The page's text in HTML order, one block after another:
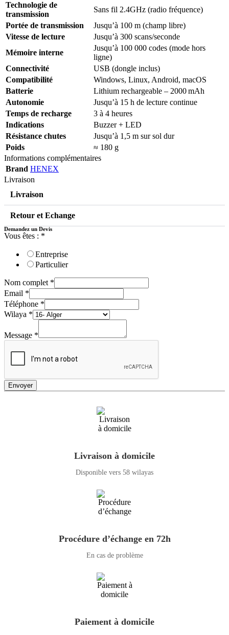
Technologie de
transmission
Sans fil 2.4GHz (radio fréquence)
Portée de transmission
Jusqu’à 100 m (champ libre)
Vitesse de lecture
Jusqu’à 300 scans/seconde
Mémoire interne
Jusqu’à 100 000 codes (mode hors
ligne)
Connectivité
USB (dongle inclus)
Compatibilité
Windows, Linux, Android, macOS
Batterie
Lithium rechargeable – 2000 mAh
Autonomie
Jusqu’à 15 h de lecture continue
Temps de recharge
3 à 4 heures
Indications
Buzzer + LED
Résistance chutes
Jusqu’à 1,5 m sur sol dur
Poids
≈ 180 g
Informations complémentaires
Brand HENEX
Livraison
Livraison
Retour et Echange
Demandez un Devis
Vous êtes : *
Entreprise
Particulier
Nom complet *
Email *
Téléphone *
Wilaya *
Message *
Envoyer
Livraison à domicile
Disponible vers 58 wilayas
Procédure d’échange en 72h
En cas de problème
Paiement à domicile